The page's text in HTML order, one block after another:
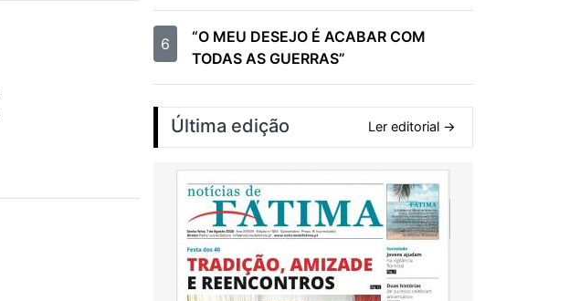
6
“O MEU DESEJO É ACABAR COM
TODAS AS GUERRAS”
Última edição Ler editorial →